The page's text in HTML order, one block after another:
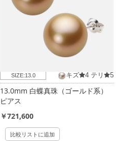
SIZE:13.0 キズ 4 テリ 5
13.0mm 白蝶真珠（ゴールド系）
ピアス
￥721,600
比較リストに追加